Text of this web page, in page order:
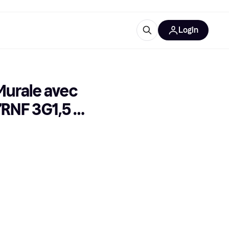
Login
avec
3G1,5